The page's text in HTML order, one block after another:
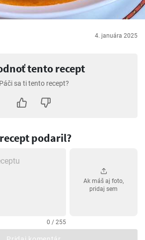
4. januára 2025
tento recept
Páči sa ti tento recept?
podaril?
0 / 255
Ak máš aj foto,
pridaj sem